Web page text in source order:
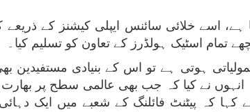
اسے خلائی سائنس ایپلی کیشنز کے ذریعے
تمام اسٹیک ہولڈرز کے تعاون کو تسلیم کیا۔
ہوتی ہے تو اس کے بنیادی مستفیدین
انہوں نے کیا کہ جب بھی عالمی سطح پر
کہا کہ پیٹنٹ فائلنگ کے شعبے میں ایک